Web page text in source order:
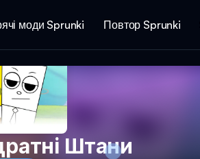
моди Sprunki Повтор Sprunki
Штани